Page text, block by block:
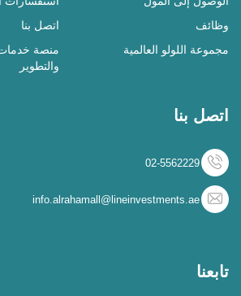
وظائف
اتصل بنا
مجموعة اللولو العالمية
منصة خدمات
والتطوير
اتصل بنا
02-5562229
info.alrahamall@lineinvestments.ae
تابعنا